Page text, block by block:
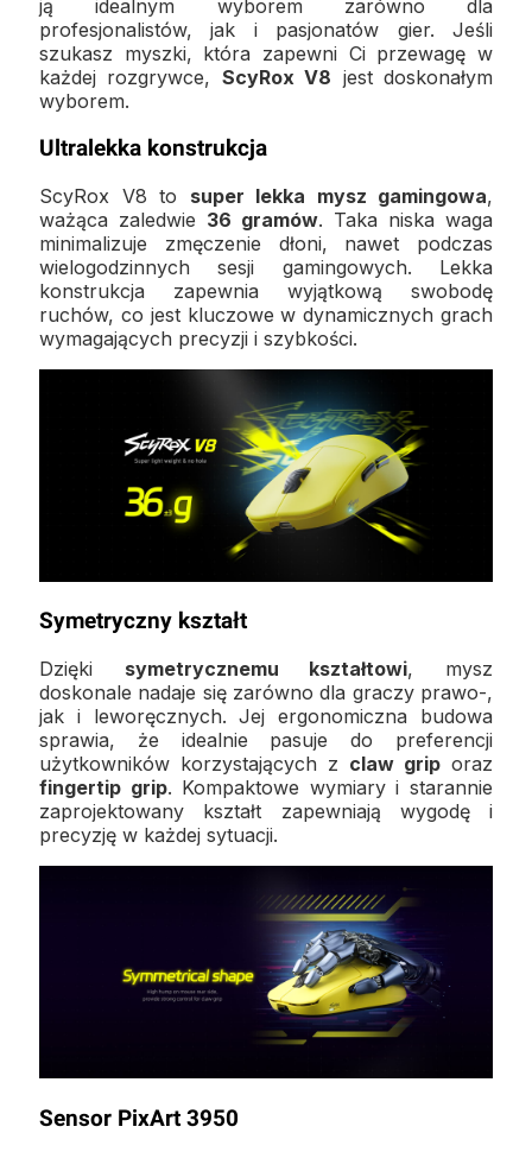
ją idealnym wyborem zarówno dla
profesjonalistów, jak i pasjonatów gier. Jeśli
szukasz myszki, która zapewni Ci przewagę w
każdej rozgrywce, ScyRox V8 jest doskonałym
wyborem.
Ultralekka konstrukcja
ScyRox V8 to super lekka mysz gamingowa,
ważąca zaledwie 36 gramów. Taka niska waga
minimalizuje zmęczenie dłoni, nawet podczas
wielogodzinnych sesji gamingowych. Lekka
konstrukcja zapewnia wyjątkową swobodę
ruchów, co jest kluczowe w dynamicznych grach
wymagających precyzji i szybkości.
Symetryczny kształt
Dzięki symetrycznemu kształtowi, mysz
doskonale nadaje się zarówno dla graczy prawo-,
jak i leworęcznych. Jej ergonomiczna budowa
sprawia, że idealnie pasuje do preferencji
użytkowników korzystających z claw grip oraz
fingertip grip. Kompaktowe wymiary i starannie
zaprojektowany kształt zapewniają wygodę i
precyzję w każdej sytuacji.
Sensor PixArt 3950